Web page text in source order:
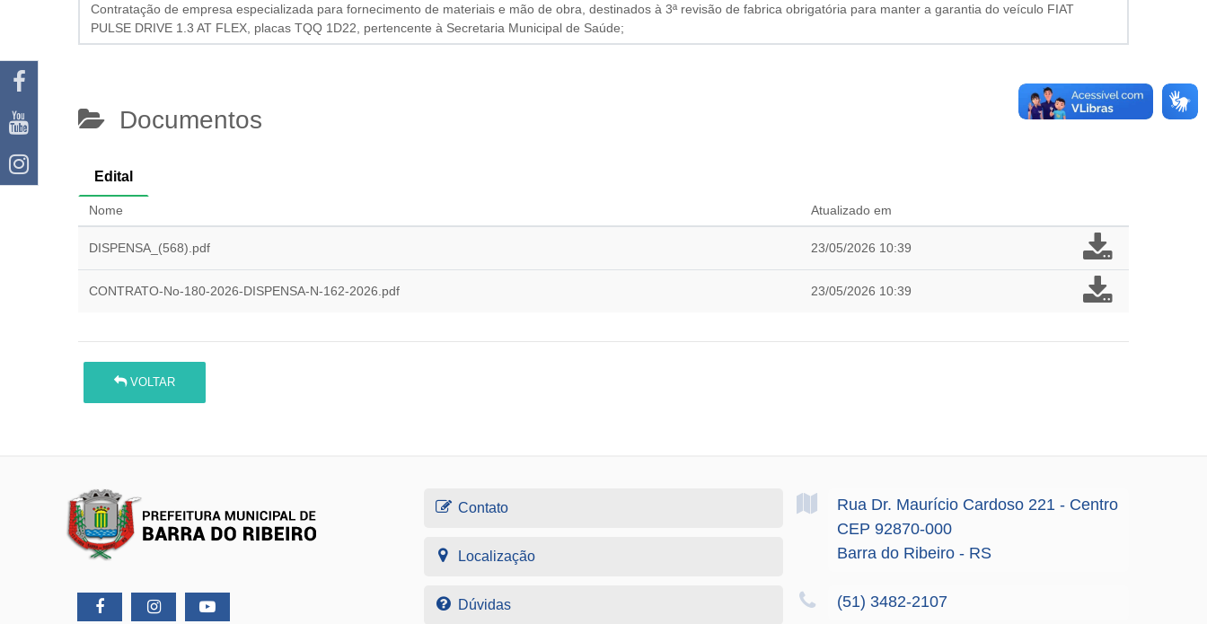
Contratação de empresa especializada para fornecimento de materiais e mão de obra, destinados à 3ª revisão de fabrica obrigatória para manter a garantia do veículo FIAT
PULSE DRIVE 1.3 AT FLEX, placas TQQ 1D22, pertencente à Secretaria Municipal de Saúde;
Documentos
Edital
Nome Atualizado em
DISPENSA_(568).pdf 23/05/2026 10:39
CONTRATO-No-180-2026-DISPENSA-N-162-2026.pdf 23/05/2026 10:39
VOLTAR
Contato
Localização
Dúvidas
Rua Dr. Maurício Cardoso 221 - Centro
CEP 92870-000
Barra do Ribeiro - RS
(51) 3482-2107